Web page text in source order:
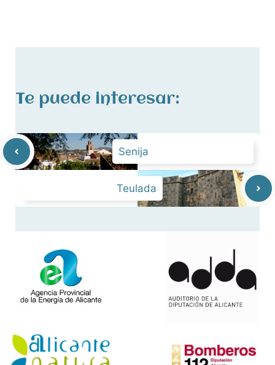
Te puede interesar:
Senija
Teulada